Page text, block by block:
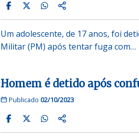
Um adolescente, de 17 anos, foi
Militar (PM) após tentar fuga com…
Homem é detido após
Publicado 02/10/2023